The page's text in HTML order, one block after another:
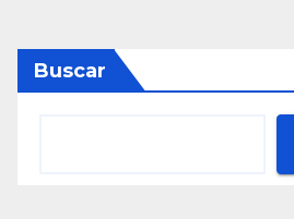
Buscar